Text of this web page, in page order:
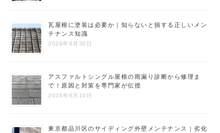
瓦屋根に塗装は必要か｜知らないと損する正しいメン
テナンス知識
2026年6月30日
アスファルトシングル屋根の雨漏り診断から修理ま
で！原因と対策を専門家が伝授
2026年6月10日
東京都品川区のサイディング外壁メンテナンス｜劣化